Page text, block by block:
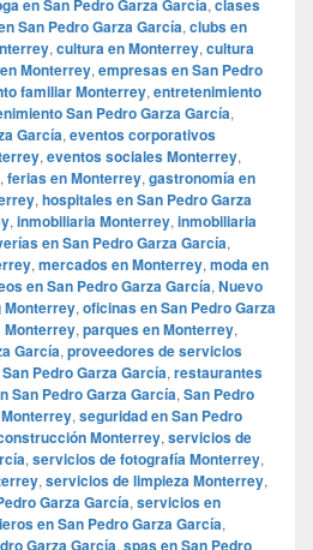
en San Pedro Garza García clases
San Pedro Garza García, clubs en
, cultura en Monterrey, cultura
Monterrey, empresas en San Pedro
familiar Monterrey, entretenimiento
San Pedro Garza García,
García, eventos corporativos
, eventos sociales Monterrey,
, ferias en Monterrey, gastronomía en
, hospitales en San Pedro Garza
, inmobiliaria Monterrey, inmobiliaria
en San Pedro Garza García,
, mercados en Monterrey, moda en
en San Pedro Garza García, Nuevo
Monterrey, oficinas en San Pedro Garza
Monterrey, parques en Monterrey,
García, proveedores de servicios
Pedro Garza García, restaurantes
San Pedro Garza García, San Pedro
, seguridad en San Pedro
Monterrey, servicios de
, servicios de fotografía Monterrey,
, servicios de limpieza Monterrey,
Garza García, servicios en
en San Pedro Garza García,
Garza García, spas en San Pedro